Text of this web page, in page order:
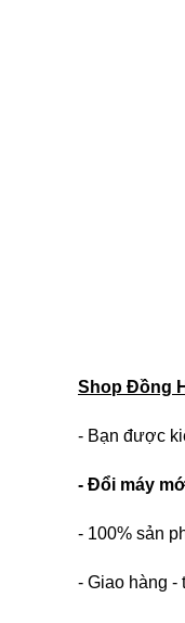
Shop Đồng
- Bạn được
- Đổi máy
- 100% sản
- Giao hàng -